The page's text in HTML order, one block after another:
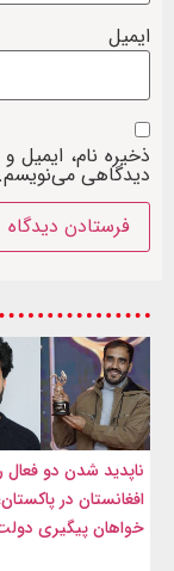
ایمیل
ذخیره نام، ایمیل
دیدگاهی می‌نویسم.
ناپدید شدن دو فعال
افغانستان در
خواهان پیگیری